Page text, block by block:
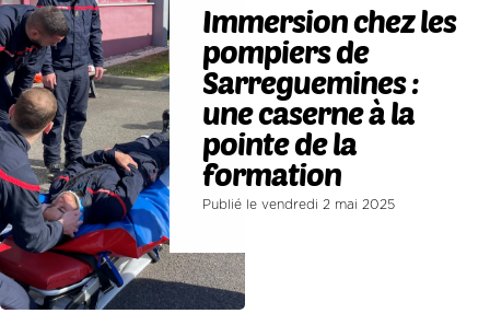
Immersion chez les
pompiers de
Sarreguemines :
une caserne à la
pointe de la
formation
Publié le vendredi 2 mai 2025